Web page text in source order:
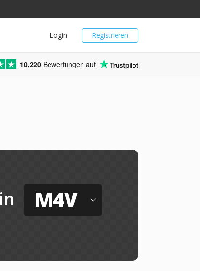
Registrieren
Login
10,220 Bewertungen auf
in M4V